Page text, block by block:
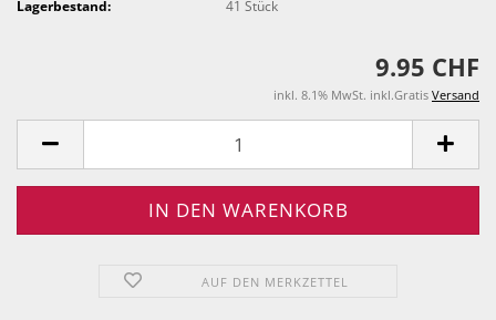
Lagerbestand:
41Stück
9.95 CHF
inkl. 8.1% MwSt. inkl.Gratis Versand
AUF DEN MERKZETTEL